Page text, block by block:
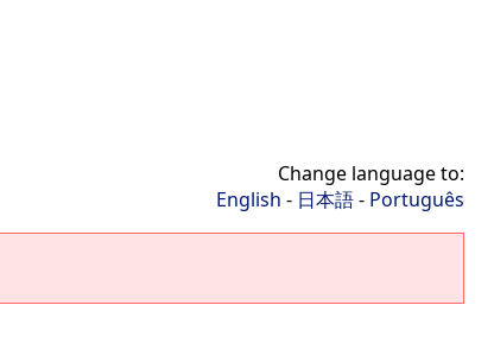
Change language to:
English - 日本語- Português